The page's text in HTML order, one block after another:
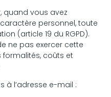
quand vous avez
personnel, toute
(article 19 du RGPD).
ne pas exercer cette
coûts et
à l’adresse e-mail :